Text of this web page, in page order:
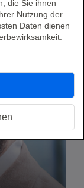
die Sie ihnen
Nutzung der
Daten dienen